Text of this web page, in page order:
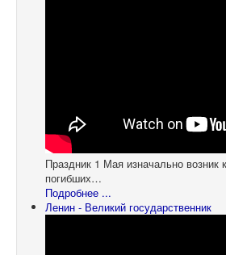
Праздник 1 Мая изначально возник
погибших…
Подробнее ...
Ленин - Великий государственник